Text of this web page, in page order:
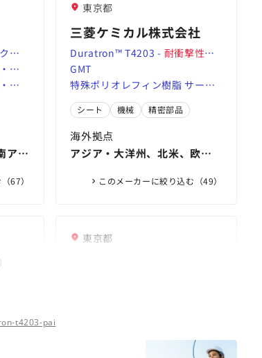
ス™
品
リ
フ
三
フ
三
アジ
67）
東京都
三菱ケミカル株式会社
Duratron™ T4203 - 耐衝撃性、
高温PAI | MCG
GMT
特殊ポリオレフィン樹脂 サーフ
レン | 製品情報｜三菱ケミカル株
式会社
シート 機械 精密部品
海外拠点
アジア・大洋州、北米、欧
このメーカーに絞り込む（49）
ー
学工
東京都
OA機器
t4203-pai